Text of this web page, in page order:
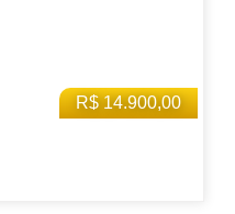
R$ 14.900,00